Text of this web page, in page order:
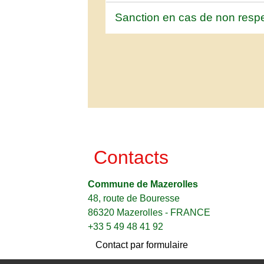
Sanction en cas de non
Contacts
Commune de Mazerolles
48, route de Bouresse
86320 Mazerolles - FRANCE
+33 5 49 48 41 92
Contact par formulaire